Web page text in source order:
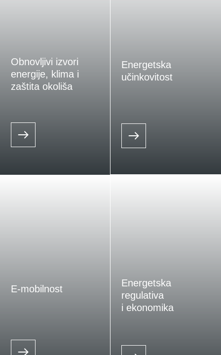
Obnovljivi izvori
energije, klima i
zaštita okoliša
Energetska
učinkovitost
E-mobilnost
Energetska
regulativa
i ekonomika